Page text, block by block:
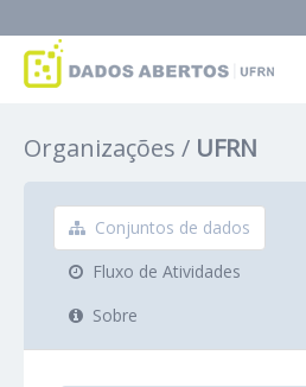
Grupos
Sobre
Organizações UFRN
Conjuntos de dados
Fluxo de Atividades
Sobre